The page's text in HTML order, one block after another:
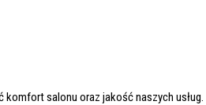
salonu oraz jakość naszych